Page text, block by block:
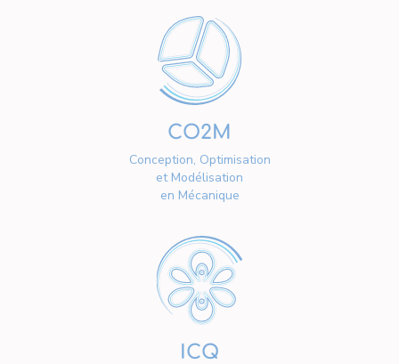
CO2M
Conception, Optimisation
et Modélisation
en Mécanique
ICQ